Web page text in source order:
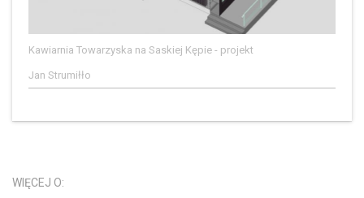
Kawiarnia Towarzyska na Saskiej Kępie - projekt
Jan Strumiłło
WIĘCEJ O: